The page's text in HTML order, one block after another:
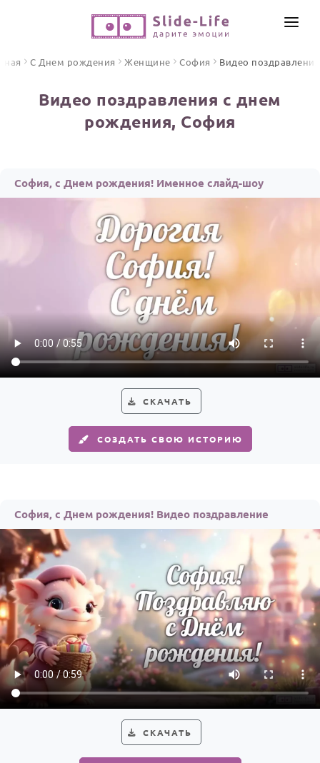
ПО ФОРМАТУ
Открытки
Стихи и тексты
С Днем рождения
Свадьба
Годовщина свадьбы
Календарь праздников
Женщине
Мужчине
Детям
Все родственники
ПЕРСОНАЛЬНЫЕ
Пожелания
По именам
По годам
ИНСТРУМЕНТЫ
ОТЗЫВЫ
С Днем рождения Женщине София Видео поздравления
Видео поздравления с днем
рождения, София
София, с Днем рождения! Именное слайд-шоу
СКАЧАТЬ
СОЗДАТЬ СВОЮ ИСТОРИЮ
София, с Днем рождения! Видео поздравление
СКАЧАТЬ